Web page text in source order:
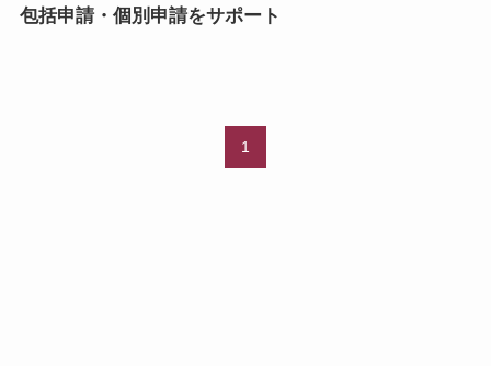
包括申請・個別申請をサポート
1